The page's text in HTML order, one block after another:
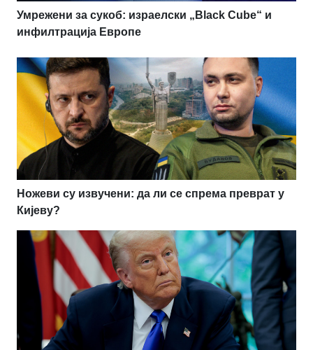
Умрежени за сукоб: израелски „Black Cube“ и
инфилтрација Европе
Ножеви су извучени: да ли се спрема преврат у
Кијеву?